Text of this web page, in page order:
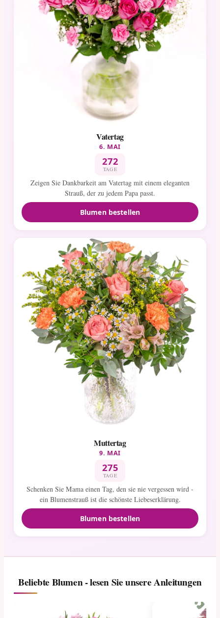
Vatertag
6. MAI
272
TAGE
Zeigen Sie Dankbarkeit am Vatertag mit einem eleganten
Strauß, der zu jedem Papa passt.
Blumen bestellen
Muttertag
9. MAI
275
TAGE
Schenken Sie Mama einen Tag, den sie nie vergessen wird -
ein Blumenstrauß ist die schönste Liebeserklärung.
Blumen bestellen
Beliebte Blumen - lesen Sie unsere Anleitungen